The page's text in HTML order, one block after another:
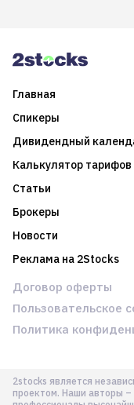
Главная
Спикеры
Дивидендный
Калькулятор тарифов
Статьи
Брокеры
Новости
Реклама на 2Stocks
2stocks является
проектом. Наши авторы –
Договор оферты
Пользовательское
Политика